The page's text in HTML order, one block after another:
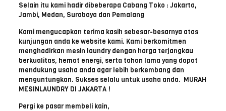
Selain itu kami hadir dibeberapa Cabang Toko : Jakarta,
Jambi, Medan, Surabaya dan Pemalang
Kami mengucapkan terima kasih sebesar-besarnya atas
kunjungan anda ke website kami. Kami berkomitmen
menghadirkan mesin laundry dengan harga terjangkau
berkualitas, hemat energi, serta tahan lama yang dapat
mendukung usaha anda agar lebih berkembang dan
menguntungkan. Sukses selalu untuk usaha anda. MURAH
MESINLAUNDRY DI JAKARTA !
Pergi ke pasar membeli kain,